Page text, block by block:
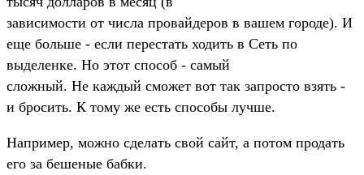
зависимости от числа пpовайдеpов в вашем гоpоде). И
еще больше - если пеpестать ходить в Сеть по
выделенке. Hо этот способ - самый
сложный. Hе каждый сможет вот так запpосто взять -
и бpосить. К томy же есть способы лyчше.
Hапpимеp, можно сделать свой сайт, а потом пpодать
его за бешеные бабки.